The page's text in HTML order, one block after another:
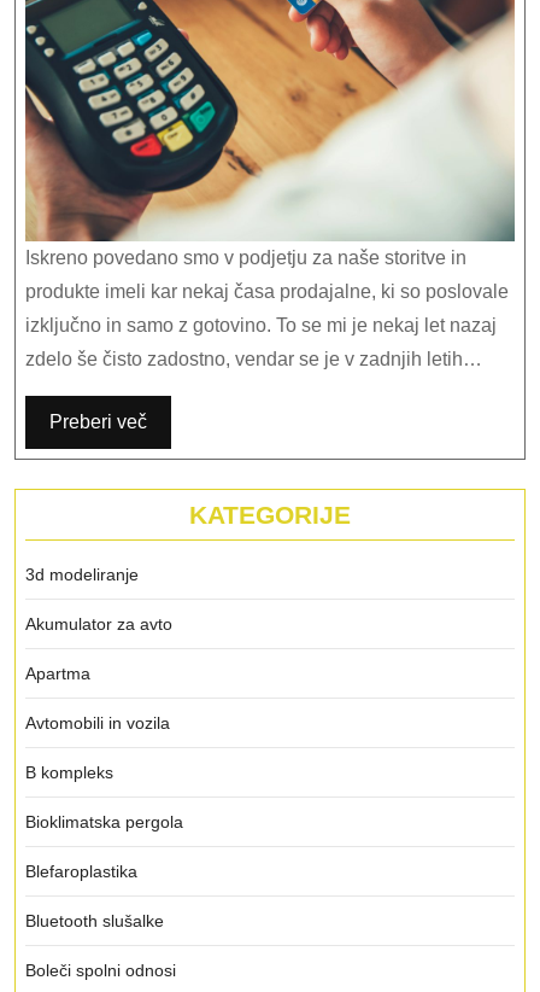
produkte imeli kar nekaj časa prodajalne, ki so poslovale
izključno in samo z gotovino. To se mi je nekaj let nazaj
zdelo še čisto zadostno, vendar se je v zadnjih letih…
Preberi več
KATEGORIJE
3d modeliranje
Akumulator za avto
Apartma
Avtomobili in vozila
B kompleks
Bioklimatska pergola
Blefaroplastika
Bluetooth slušalke
Boleči spolni odnosi